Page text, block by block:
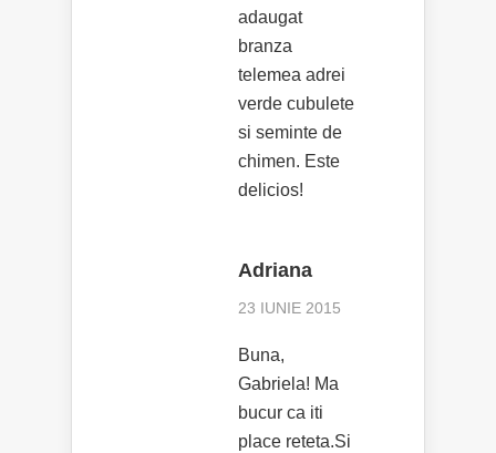
adaugat
branza
telemea adrei
verde cubulete
si seminte de
chimen. Este
delicios!
Adriana
23 IUNIE 2015
Buna,
Gabriela! Ma
bucur ca iti
place reteta.Si